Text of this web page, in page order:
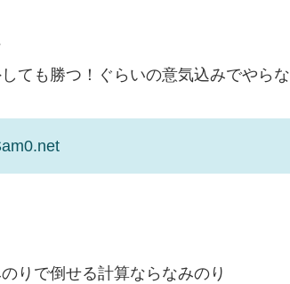
ても勝つ！ぐらいの意気込みでやらな
りで倒せる計算ならなみのり